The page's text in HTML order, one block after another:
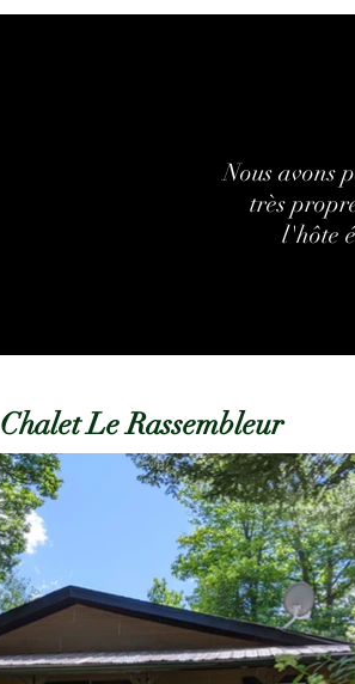
Nous avons
très
l'hôte
Chalet Le Rassembleur